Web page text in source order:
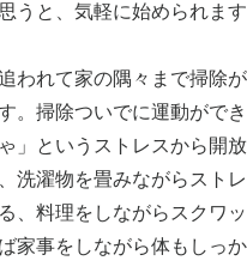
うと、気軽に始められます
われて家の隅々まで掃除
。掃除ついでに運動ができ
」というストレスから開
洗濯物を畳みながらスト
、料理をしながらスクワ
家事をしながら体もしっ